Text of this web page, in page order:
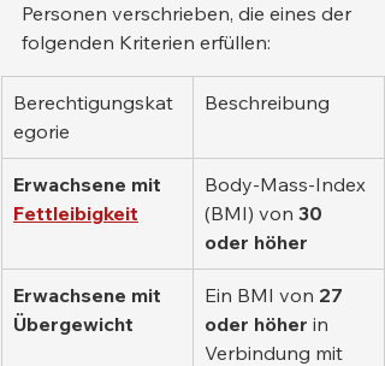
Personen verschrieben, die eines der
folgenden Kriterien erfüllen:
Berechtigungskat
egorie
Beschreibung
Erwachsene mit
Fettleibigkeit
Body-Mass-Index
(BMI) von 30
oder höher
Erwachsene mit
Übergewicht
Ein BMI von 27
oder höher in
Verbindung mit